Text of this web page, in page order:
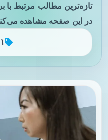
تازه‌ترین مطالب مرتبط
در این صفحه مشاهده
۱ مطلب